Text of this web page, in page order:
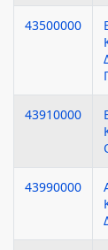
43500000
43910000
43990000